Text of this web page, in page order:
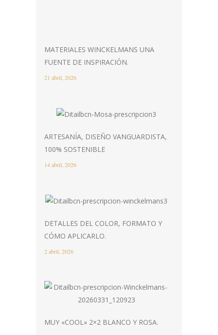
MATERIALES WINCKELMANS UNA
FUENTE DE INSPIRACIÓN.
21 abril, 2026
ARTESANÍA, DISEÑO VANGUARDISTA,
100% SOSTENIBLE
14 abril, 2026
DETALLES DEL COLOR, FORMATO Y
CÓMO APLICARLO.
2 abril, 2026
MUY «COOL» 2×2 BLANCO Y ROSA.